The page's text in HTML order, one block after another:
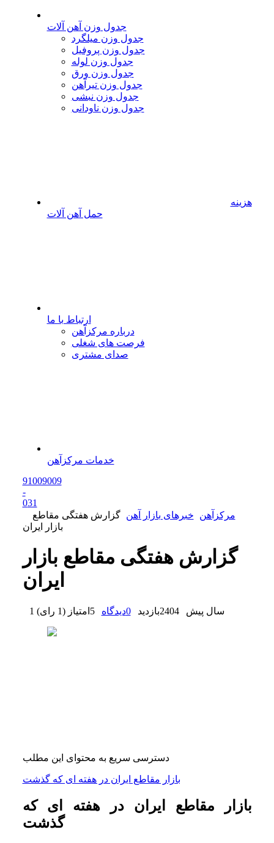
جدول وزن آهن آلات
جدول وزن میلگرد
جدول وزن پروفیل
جدول وزن لوله
جدول وزن ورق
جدول وزن تیرآهن
جدول وزن نبشی
جدول وزن ناودانی
هزینه
حمل آهن آلات
ارتباط با ما
درباره مرکزآهن
فرصت های شغلی
صدای مشتری
خدمات مرکزآهن
91009009
-
031
مرکزآهن
خبرهای بازار آهن
گزارش هفتگی مقاطع
بازار ایران
گزارش هفتگی مقاطع بازار
ایران
1 سال پیش 2404بازدید 0دیدگاه 5 امتیاز (1 رای )
دسترسی سریع به محتوای این مطلب
بازار مقاطع ایران در هفته ای که گذشت
بازار مقاطع ایران در هفته ای که
گذشت